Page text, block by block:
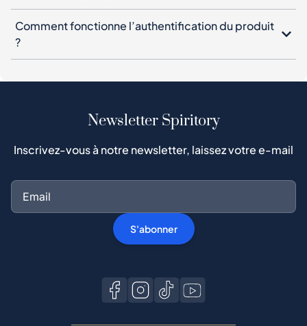
Comment fonctionne l’authentification du produit
?
Newsletter Spiritory
Inscrivez-vous à notre newsletter, laissez votre e-mail
S'abonner